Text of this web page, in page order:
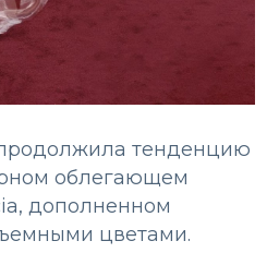
тенденцию
облегающем
дополненном
цветами.